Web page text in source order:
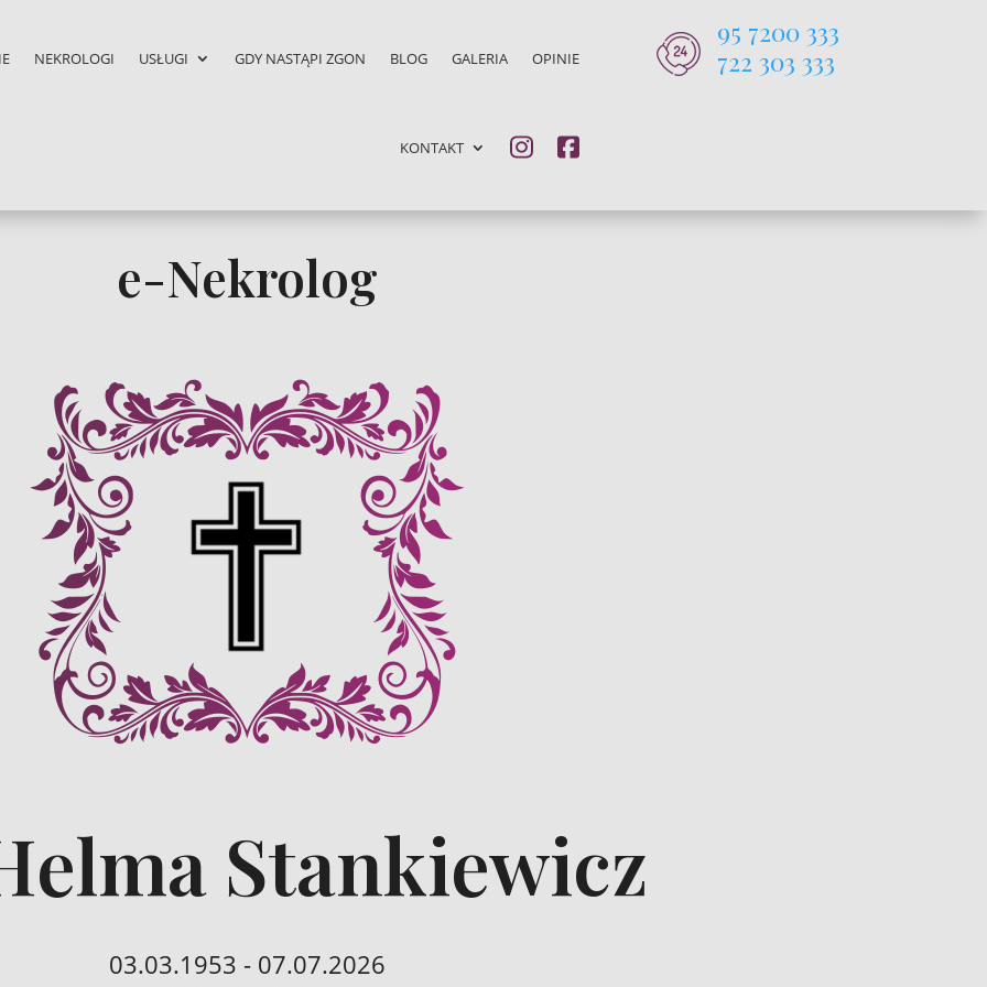
NEKROLOGI USŁUGI GDY NASTĄPI ZGON BLOG GALERIA OPINIE
KONTAKT
95 7200 333
722 303 333
e-Nekrolog
Stankiewicz
03.03.1953 - 07.07.2026